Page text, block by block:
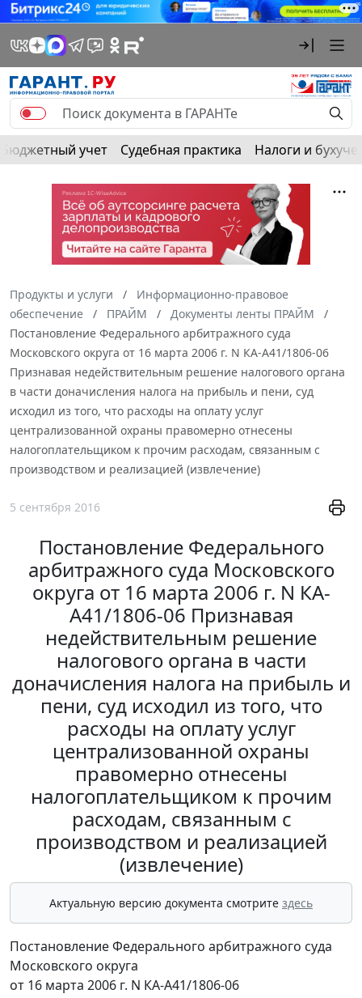
Бюджетный учет Судебная практика Налоги и
Продукты и услуги
Информационно-правовое
обеспечение
ПРАЙМ
Документы ленты ПРАЙМ
Постановление Федерального арбитражного суда
Московского округа от 16 марта 2006 г. N КА-А41/1806-06
Признавая недействительным решение налогового органа
в части доначисления налога на прибыль и пени, суд
исходил из того, что расходы на оплату услуг
централизованной охраны правомерно отнесены
налогоплательщиком к прочим расходам, связанным с
производством и реализацией (извлечение)
5 сентября 2016
Постановление Федерального
арбитражного суда Московского
округа от 16 марта 2006 г. N КА-
А41/1806-06 Признавая
недействительным решение
налогового органа в части
доначисления налога на прибыль и
пени, суд исходил из того, что
расходы на оплату услуг
централизованной охраны
правомерно отнесены
налогоплательщиком к прочим
расходам, связанным с
производством и реализацией
(извлечение)
Актуальную версию документа смотрите здесь
Постановление Федерального арбитражного суда
Московского округа
от 16 марта 2006 г. N КА-А41/1806-06